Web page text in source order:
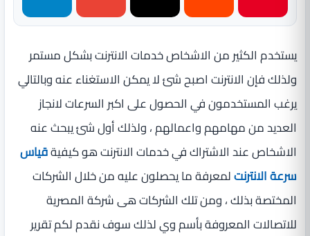
يستخدم الكثير من الاشخاص خدمات الانترنت بشكل مستمر
ولذلك فإن الانترنت اصبح شئ لا يمكن الاستغناء عنه وبالتالي
يرغب المستخدمون في الحصول على اكبر السرعات لانجاز
العديد من مهامهم واعمالهم ، ولذلك أول شئ يبحث عنه
الاشخاص عند الاشتراك في خدمات الانترنت هو كيفيةقياس
سرعة الانترنتلمعرفة ما يحصلون عليه من خلال الشركات
المختصة بذلك ، ومن تلك الشركات هى شركة المصرية
للاتصالات المعروفة بأسم وي لذلك سوف نقدم لكم تقرير